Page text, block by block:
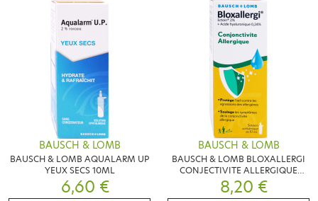
BAUSCH & LOMB
BAUSCH & LOMB AQUALARM UP
YEUX SECS 10ML
6,60 €
BAUSCH & LOMB
BAUSCH & LOMB BLOXALLERGI
CONJECTIVITE ALLERGIQUE
10ML
8,20 €